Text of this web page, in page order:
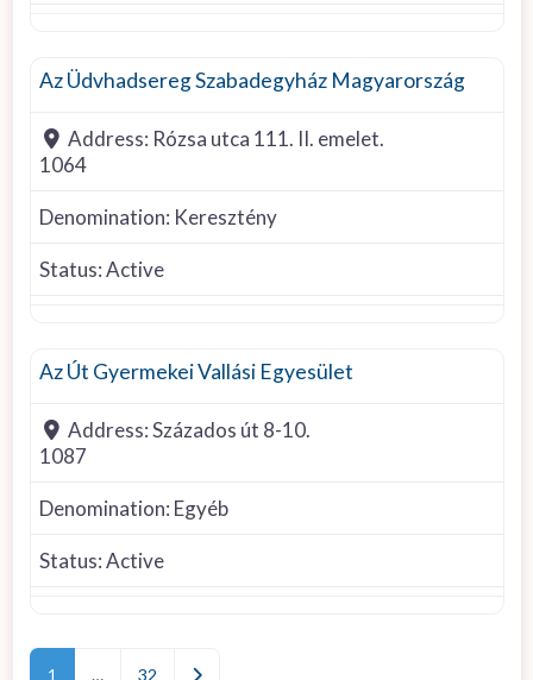
Az Üdvhadsereg Szabadegyház Magyarország
Address: Rózsa utca 111. II. emelet.
1064
Denomination: Keresztény
Status:Active
Az Út Gyermekei Vallási Egyesület
Address:Százados út 8-10.
1087
Denomination: Egyéb
Status:Active
Posts navigation
1 … 32 Older posts